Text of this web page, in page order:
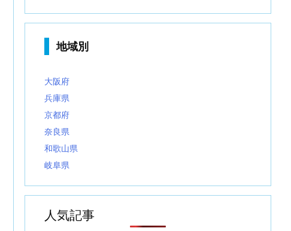
地域別
大阪府
兵庫県
京都府
奈良県
和歌山県
岐阜県
人気記事